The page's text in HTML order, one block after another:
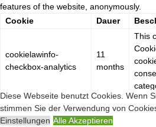
Diese Webseite benutzt Cookies. Wenn
stimmen Sie der Verwendung von
Einstellungen Alle Akzeptieren
features of the website, anonymously.
Cookie
Dauer
cookielawinfo-
checkbox-analytics
11
months
This
cookielawinfo-
11
The